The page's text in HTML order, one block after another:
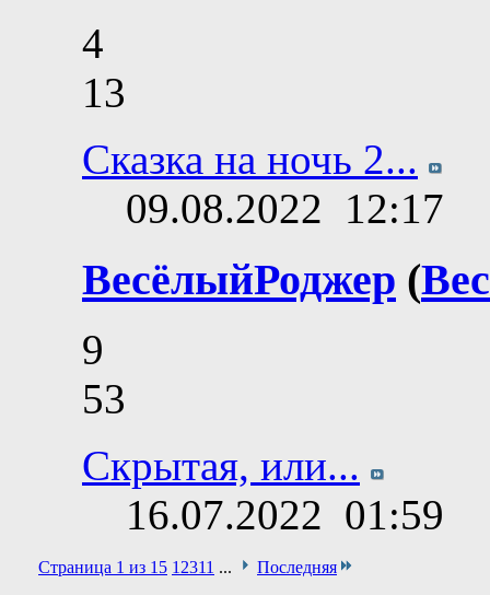
4
13
Сказка на ночь 2...
09.08.2022 12:17
ВесёлыйРоджер (
9
53
Скрытая, или...
16.07.2022 01:59
Страница 1 из 15 12311 ... Последняя